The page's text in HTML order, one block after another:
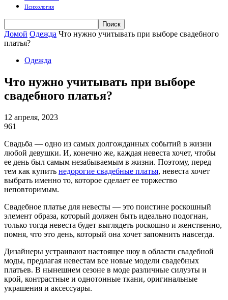
Психология
Домой Одежда Что нужно учитывать при выборе свадебного
платья?
Одежда
Что нужно учитывать при выборе
свадебного платья?
12 апреля, 2023
961
Свадьба — одно из самых долгожданных событий в жизни
любой девушки. И, конечно же, каждая невеста хочет, чтобы
ее день был самым незабываемым в жизни. Поэтому, перед
тем как купить недорогие свадебные платья, невеста хочет
выбрать именно то, которое сделает ее торжество
неповторимым.
Свадебное платье для невесты — это поистине роскошный
элемент образа, который должен быть идеально подогнан,
только тогда невеста будет выглядеть роскошно и женственно,
помня, что это день, который она хочет запомнить навсегда.
Дизайнеры устраивают настоящее шоу в области свадебной
моды, предлагая невестам все новые модели свадебных
платьев. В нынешнем сезоне в моде различные силуэты и
крой, контрастные и однотонные ткани, оригинальные
украшения и аксессуары.